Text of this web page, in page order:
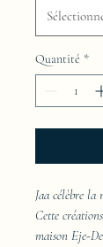
Quantité *
Jaa célèbre
Cette
maison Eje-